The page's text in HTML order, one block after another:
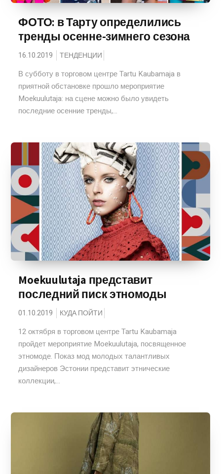
ФОТО: в Тарту определились
тренды осенне-зимнего сезона
16.10.2019 ТЕНДЕНЦИИ
В субботу в торговом центре Tartu Kaubamaja в
приятной обстановке прошло мероприятие
Moekuulutaja: на сцене можно было увидеть
последние осенние тренды,...
Moekuulutaja представит
последний писк этномоды
01.10.2019 КУДА ПОЙТИ
12 октября в торговом центре Tartu Kaubamaja
пройдет мероприятие Moekuulutaja, посвященное
этномоде. Показ мод молодых талантливых
дизайнеров Эстонии представит этнические
коллекции,...